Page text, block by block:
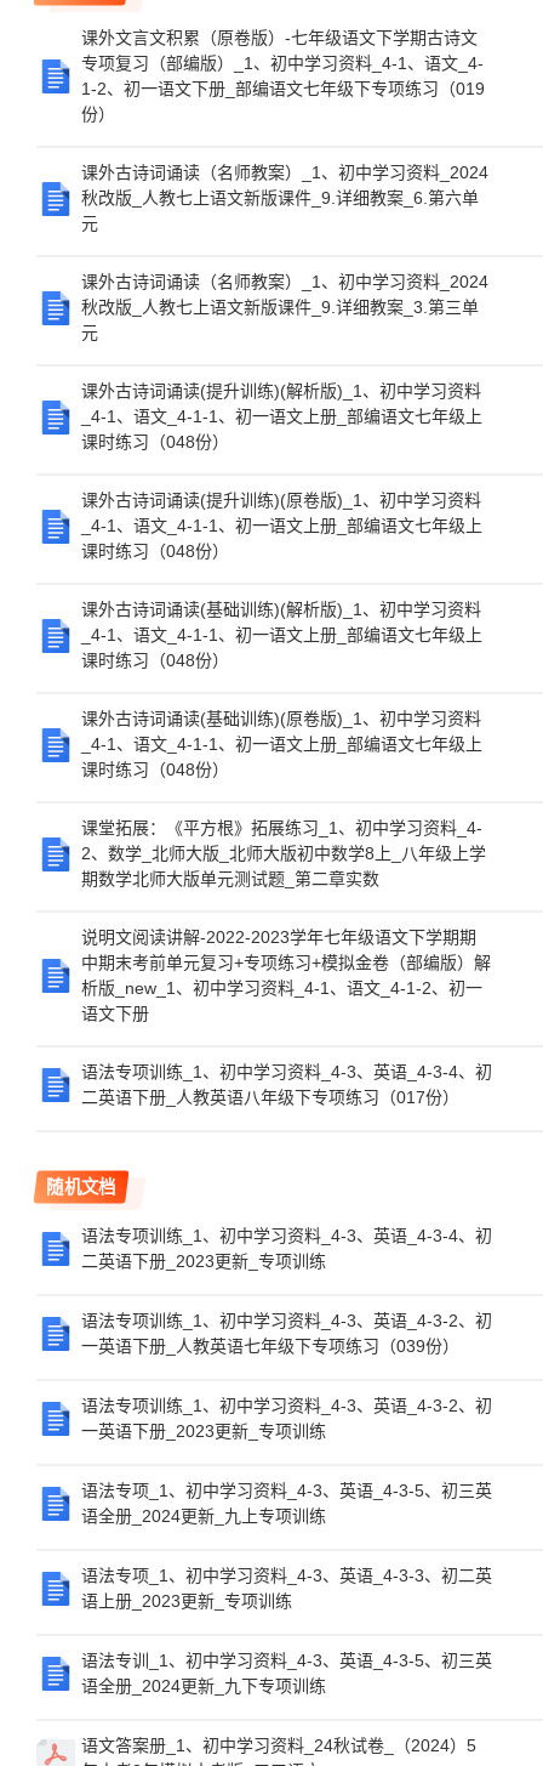
课外文言文积累（原卷版）-七年级语文下学期古诗文
专项复习（部编版）_1、初中学习资料_4-1、语文_4-
1-2、初一语文下册_部编语文七年级下专项练习（019
份）
课外古诗词诵读（名师教案）_1、初中学习资料_2024
秋改版_人教七上语文新版课件_9.详细教案_6.第六单
元
课外古诗词诵读（名师教案）_1、初中学习资料_2024
秋改版_人教七上语文新版课件_9.详细教案_3.第三单
元
课外古诗词诵读(提升训练)(解析版)_1、初中学习资料
_4-1、语文_4-1-1、初一语文上册_部编语文七年级上
课时练习（048份）
课外古诗词诵读(提升训练)(原卷版)_1、初中学习资料
_4-1、语文_4-1-1、初一语文上册_部编语文七年级上
课时练习（048份）
课外古诗词诵读(基础训练)(解析版)_1、初中学习资料
_4-1、语文_4-1-1、初一语文上册_部编语文七年级上
课时练习（048份）
课外古诗词诵读(基础训练)(原卷版)_1、初中学习资料
_4-1、语文_4-1-1、初一语文上册_部编语文七年级上
课时练习（048份）
课堂拓展：《平方根》拓展练习_1、初中学习资料_4-
2、数学_北师大版_北师大版初中数学8上_八年级上学
期数学北师大版单元测试题_第二章实数
说明文阅读讲解-2022-2023学年七年级语文下学期期
中期末考前单元复习+专项练习+模拟金卷（部编版）解
析版_new_1、初中学习资料_4-1、语文_4-1-2、初一
语文下册
语法专项训练_1、初中学习资料_4-3、英语_4-3-4、初
二英语下册_人教英语八年级下专项练习（017份）
随机文档
语法专项训练_1、初中学习资料_4-3、英语_4-3-4、初
二英语下册_2023更新_专项训练
语法专项训练_1、初中学习资料_4-3、英语_4-3-2、初
一英语下册_人教英语七年级下专项练习（039份）
语法专项训练_1、初中学习资料_4-3、英语_4-3-2、初
一英语下册_2023更新_专项训练
语法专项_1、初中学习资料_4-3、英语_4-3-5、初三英
语全册_2024更新_九上专项训练
语法专项_1、初中学习资料_4-3、英语_4-3-3、初二英
语上册_2023更新_专项训练
语法专训_1、初中学习资料_4-3、英语_4-3-5、初三英
语全册_2024更新_九下专项训练
语文答案册_1、初中学习资料_24秋试卷_（2024）5